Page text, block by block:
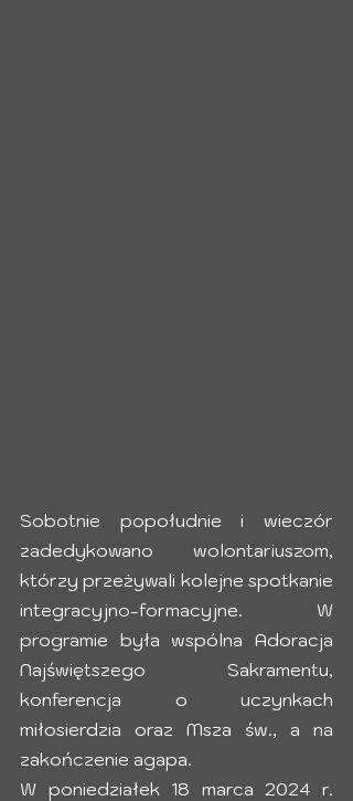
Sobotnie popołudnie i wieczór
zadedykowano wolontariuszom,
którzy przeżywali kolejne spotkanie
integracyjno-formacyjne. W
programie była wspólna Adoracja
Najświętszego Sakramentu,
konferencja o uczynkach
miłosierdzia oraz Msza św., a na
zakończenie agapa.
W poniedziałek 18 marca 2024 r.